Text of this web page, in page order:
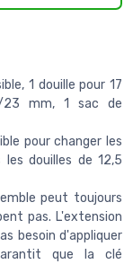
1 douille pour 17
23 mm, 1 sac de
pour changer les
douilles de 12,5
peut toujours
pas. L'extension
besoin d'appliquer
que la clé